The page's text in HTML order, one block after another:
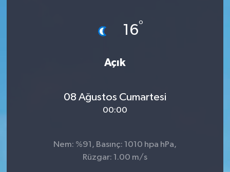
16°
Açık
08 Ağustos Cumartesi
00:00
Nem: %91, Basınç: 1010 hpa hPa,
Rüzgar: 1.00 m/s